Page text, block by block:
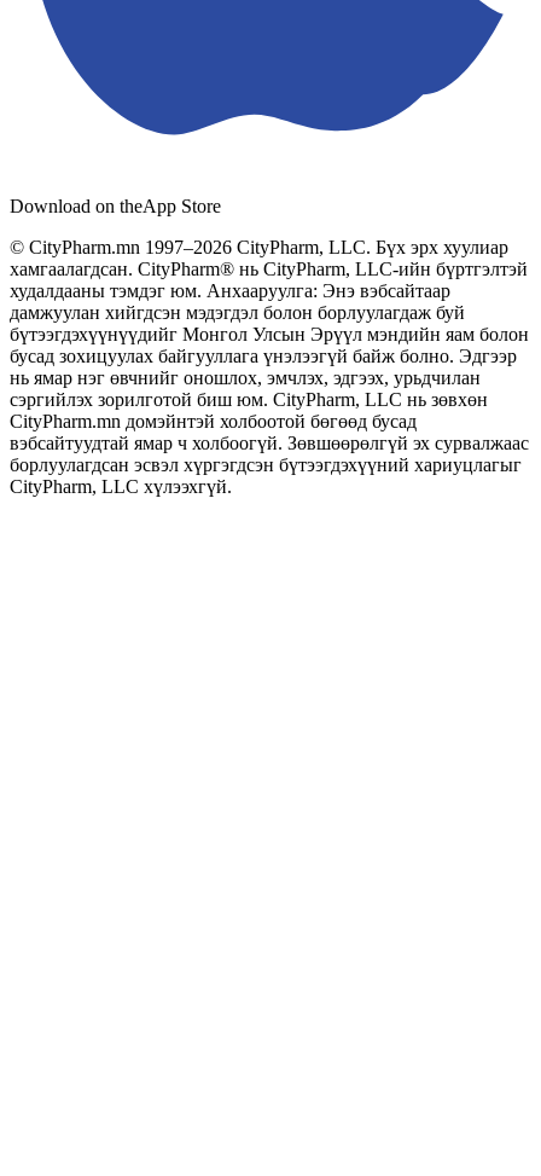
Download on theApp Store
© CityPharm.mn 1997–2026 CityPharm, LLC. Бүх эрх хуулиар
хамгаалагдсан. CityPharm® нь CityPharm, LLC-ийн бүртгэлтэй
худалдааны тэмдэг юм. Анхааруулга: Энэ вэбсайтаар
дамжуулан хийгдсэн мэдэгдэл болон борлуулагдаж буй
бүтээгдэхүүнүүдийг Монгол Улсын Эрүүл мэндийн яам болон
бусад зохицуулах байгууллага үнэлээгүй байж болно. Эдгээр
нь ямар нэг өвчнийг оношлох, эмчлэх, эдгээх, урьдчилан
сэргийлэх зорилготой биш юм. CityPharm, LLC нь зөвхөн
CityPharm.mn домэйнтэй холбоотой бөгөөд бусад
вэбсайтуудтай ямар ч холбоогүй. Зөвшөөрөлгүй эх сурвалжаас
борлуулагдсан эсвэл хүргэгдсэн бүтээгдэхүүний хариуцлагыг
CityPharm, LLC хүлээхгүй.